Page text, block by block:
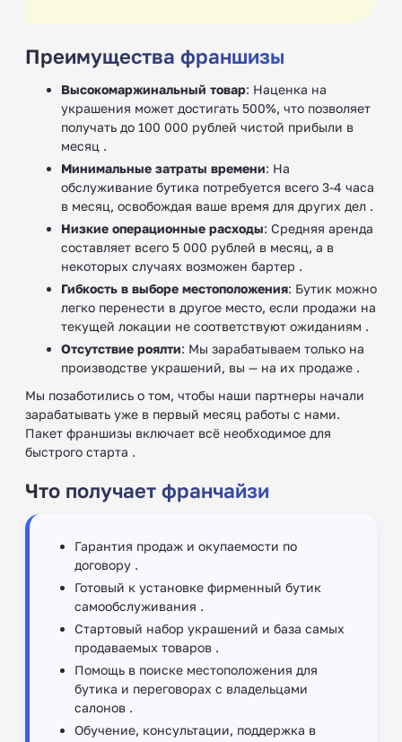
Преимущества франшизы
Высокомаржинальный товар: Наценка на
украшения может достигать 500%, что позволяет
получать до 100 000 рублей чистой прибыли в
месяц .
Минимальные затраты времени: На
обслуживание бутика потребуется всего 3-4 часа
в месяц, освобождая ваше время для других дел .
Низкие операционные расходы: Средняя аренда
составляет всего 5 000 рублей в месяц, а в
некоторых случаях возможен бартер .
Гибкость в выборе местоположения: Бутик можно
легко перенести в другое место, если продажи на
текущей локации не соответствуют ожиданиям .
Отсутствие роялти: Мы зарабатываем только на
производстве украшений, вы — на их продаже .
Мы позаботились о том, чтобы наши партнеры начали
зарабатывать уже в первый месяц работы с нами.
Пакет франшизы включает всё необходимое для
быстрого старта .
Что получает франчайзи
Гарантия продаж и окупаемости по
договору .
Готовый к установке фирменный бутик
самообслуживания .
Стартовый набор украшений и база самых
продаваемых товаров .
Помощь в поиске местоположения для
бутика и переговорах с владельцами
салонов ‍.
Обучение, консультации, поддержка в